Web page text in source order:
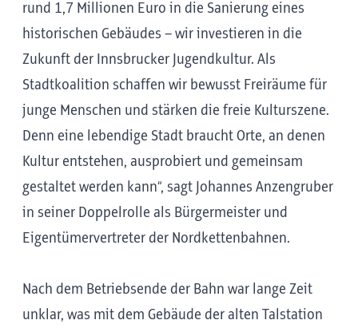
rund 1,7 Millionen Euro in die Sanierung eines
historischen Gebäudes – wir investieren in die
Zukunft der Innsbrucker Jugendkultur. Als
Stadtkoalition schaffen wir bewusst Freiräume für
junge Menschen und stärken die freie Kulturszene.
Denn eine lebendige Stadt braucht Orte, an denen
Kultur entstehen, ausprobiert und gemeinsam
gestaltet werden kann“, sagt Johannes Anzengruber
in seiner Doppelrolle als Bürgermeister und
Eigentümervertreter der Nordkettenbahnen.
Nach dem Betriebsende der Bahn war lange Zeit
unklar, was mit dem Gebäude der alten Talstation